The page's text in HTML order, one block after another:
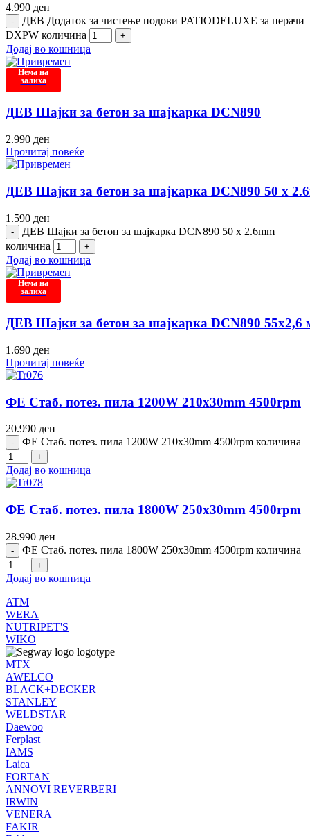
4.990 ден
ДЕВ Додаток за чистење подови PATIODELUXE за перачи
DXPW количина
Додај во кошница
Нема на
залиха
ДЕВ Шајки за бетон за шајкарка DCN890
2.990 ден
Прочитај повеќе
ДЕВ Шајки за бетон за шајкарка DCN890 50 x
1.590 ден
ДЕВ Шајки за бетон за шајкарка DCN890 50 x 2.6mm
количина
Додај во кошница
Нема на
залиха
ДЕВ Шајки за бетон за шајкарка DCN890 55х2,6
1.690 ден
Прочитај повеќе
ФЕ Стаб. потез. пила 1200W 210x30mm 4500rpm
20.990 ден
ФЕ Стаб. потез. пила 1200W 210x30mm 4500rpm количина
Додај во кошница
ФЕ Стаб. потез. пила 1800W 250x30mm 4500rpm
28.990 ден
ФЕ Стаб. потез. пила 1800W 250x30mm 4500rpm количина
Додај во кошница
ATM
WERA
NUTRIPET'S
WIKO
MTX
AWELCO
BLACK+DECKER
STANLEY
WELDSTAR
Daewoo
Ferplast
IAMS
Laica
FORTAN
ANNOVI REVERBERI
IRWIN
VENERA
FAKIR